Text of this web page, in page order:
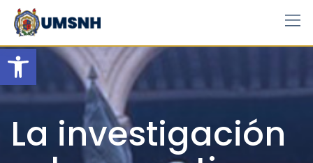
Open toolbar
Skip
content
La investigación